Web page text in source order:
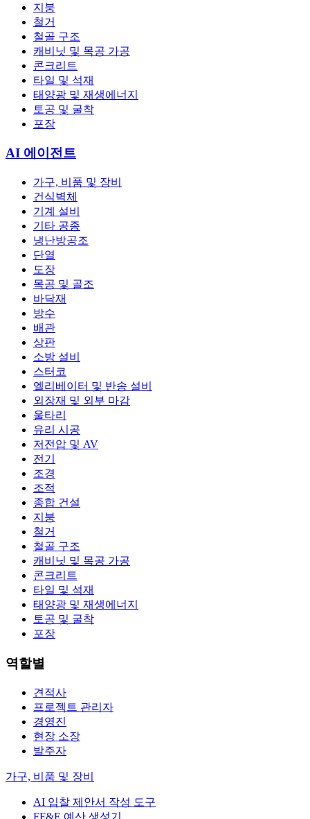
지붕
철거
철골 구조
캐비닛 및 목공 가공
콘크리트
타일 및 석재
태양광 및 재생에너지
토공 및 굴착
포장
AI 에이전트
가구, 비품 및 장비
건식벽체
기계 설비
기타 공종
냉난방공조
단열
도장
목공 및 골조
바닥재
방수
배관
상판
소방 설비
스터코
엘리베이터 및 반송 설비
외장재 및 외부 마감
울타리
유리 시공
저전압 및 AV
전기
조경
조적
종합 건설
지붕
철거
철골 구조
캐비닛 및 목공 가공
콘크리트
타일 및 석재
태양광 및 재생에너지
토공 및 굴착
포장
역할별
견적사
프로젝트 관리자
경영진
현장 소장
발주자
가구, 비품 및 장비
AI 입찰 제안서 작성 도구
FF&E 예산 생성기